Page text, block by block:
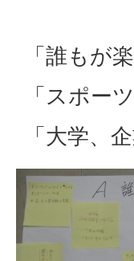
「誰もが
「スポー
「大学、